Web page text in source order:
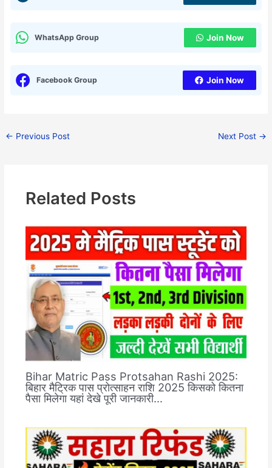
WhatsApp Group Join Now
Facebook Group Join Now
← Previous Post Next Post →
Related Posts
Bihar Matric Pass Protsahan Rashi 2025:
बिहार मैट्रिक पास प्रोत्साहन राशि 2025 किसको कितना
पैसा मिलेगा यहां देखे पूरी जानकारी…